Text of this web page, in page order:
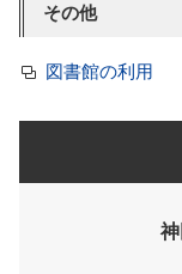
その他
図書館の利用